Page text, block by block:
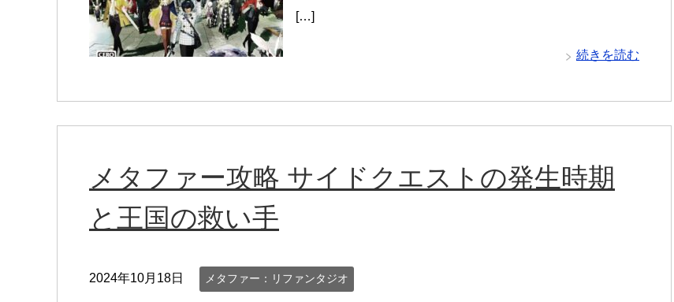
[…]
続きを読む
メタファー攻略 サイドクエストの発生時期
と王国の救い手
2024年10月18日 メタファー：リファンタジオ